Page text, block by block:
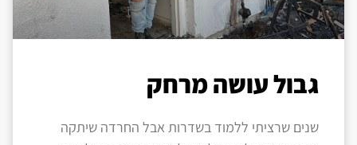
גבול עושה מרחק
שנים שרציתי ללמוד בשדרות אבל החרדה שיתקה